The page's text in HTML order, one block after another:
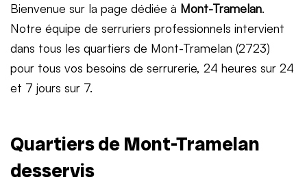
Bienvenue sur la page dédiée à Mont-Tramelan.
Notre équipe de serruriers professionnels intervient
dans tous les quartiers de Mont-Tramelan (2723)
pour tous vos besoins de serrurerie, 24 heures sur 24
et 7 jours sur 7.
Quartiers de Mont-Tramelan
desservis